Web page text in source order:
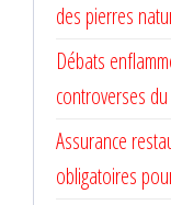
des pierres
Débats
controverses
Assurance
obligatoires